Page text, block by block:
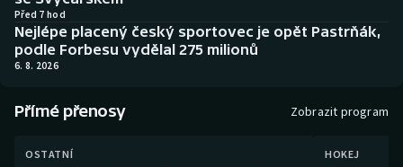
Boby a skeleton
Box
Curling
Dostihy
AZ kvíz
Před 7 hod
Nejlépe placený český sportovec je opět Pastrňák,
podle Forbesu vydělal 275 milionů
6. 8. 2026
Přímé přenosy Zobrazit program
OSTATNÍ HOKEJ